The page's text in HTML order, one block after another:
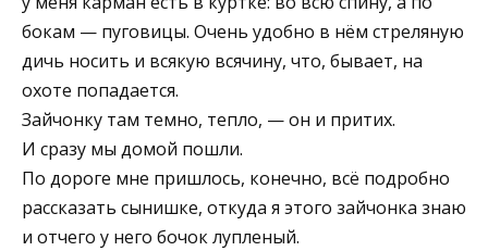
бокам — пуговицы. Очень удобно в нём стреляную
дичь носить и всякую всячину, что, бывает, на
охоте попадается.
Зайчонку там темно, тепло, — он и притих.
И сразу мы домой пошли.
По дороге мне пришлось, конечно, всё подробно
рассказать сынишке, откуда я этого зайчонка знаю
и отчего у него бочок лупленый.